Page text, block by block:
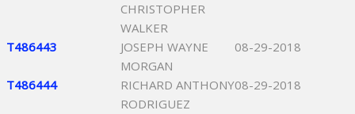
CHRISTOPHER
WALKER
T486443
JOSEPH WAYNE
MORGAN
08-29-2018
T486444
RICHARD ANTHONY
RODRIGUEZ
08-29-2018